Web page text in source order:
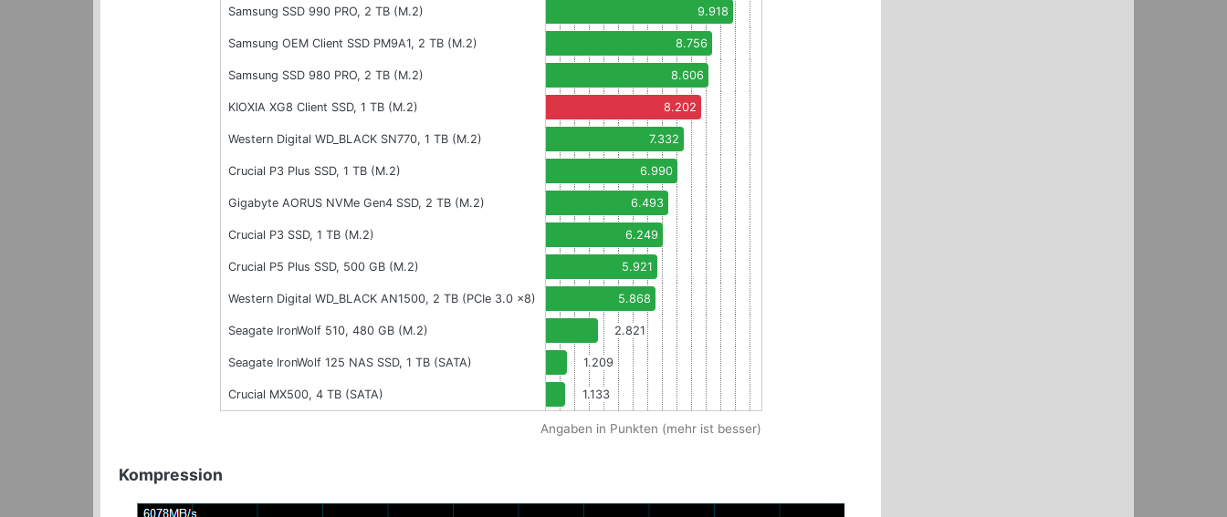
Samsung SSD 990 PRO, 2 TB (M.2) 9.918
Samsung OEM Client SSD PM9A1, 2 TB (M.2) 8.756
Samsung SSD 980 PRO, 2 TB (M.2) 8.606
KIOXIA XG8 Client SSD, 1 TB (M.2) 8.202
Western Digital WD_BLACK SN770, 1 TB (M.2) 7.332
Crucial P3 Plus SSD, 1 TB (M.2) 6.990
Gigabyte AORUS NVMe Gen4 SSD, 2 TB (M.2) 6.493
Crucial P3 SSD, 1 TB (M.2) 6.249
Crucial P5 Plus SSD, 500 GB (M.2) 5.921
Western Digital WD_BLACK AN1500, 2 TB (PCIe 3.0 x8) 5.868
Seagate IronWolf 510, 480 GB (M.2) 2.821
Seagate IronWolf 125 NAS SSD, 1 TB (SATA) 1.209
Crucial MX500, 4 TB (SATA) 1.133
Angaben in Punkten (mehr ist besser)
Kompression